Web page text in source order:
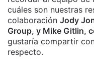
cuáles son nuestras
colaboración Jody
Group, y Mike Gitlin,
gustaría compartir
respecto.